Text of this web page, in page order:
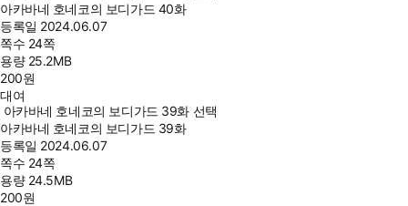
아카바네 호네코의 보디가드 40화
등록일 2024.06.07
쪽수 24쪽
용량 25.2MB
200원
대여
아카바네 호네코의 보디가드 39화 선택
아카바네 호네코의 보디가드 39화
등록일 2024.06.07
쪽수 24쪽
용량 24.5MB
200원